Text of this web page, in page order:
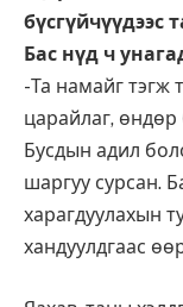
бүсгүйчүүдээс
Бас нүд ч
-Та намайг тэгж
царайлаг,
Бусдын адил
шаргуу сурсан.
харагдуулахын
хандуулдгаас